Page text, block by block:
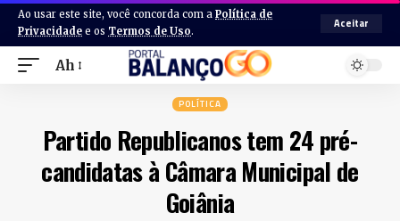
Ao usar este site, você concorda com a Política de
Privacidade e os Termos de Uso.
Aceitar
Ah
POLÍTICA
Partido Republicanos tem 24 pré-
candidatas à Câmara Municipal de
Goiânia